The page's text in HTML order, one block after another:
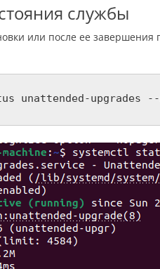
службы
или после ее завершения
unattended-upgrades